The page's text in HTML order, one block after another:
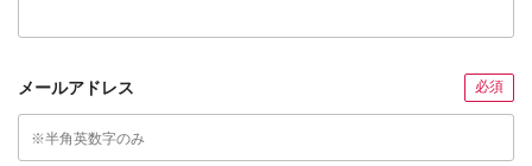
メールアドレス 必須